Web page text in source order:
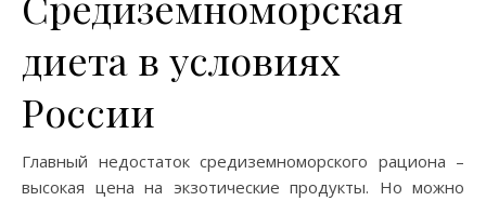
диета в условиях
России
Главный недостаток средиземноморского рациона –
высокая цена на экзотические продукты. Но можно